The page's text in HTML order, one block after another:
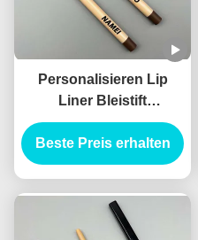
Personalisieren Lip
Liner Bleistift
Augenbrauen Eyeliner
Tube mit Bürste Lip
Liner Bleistift Behälter
Beste Preis erhalten